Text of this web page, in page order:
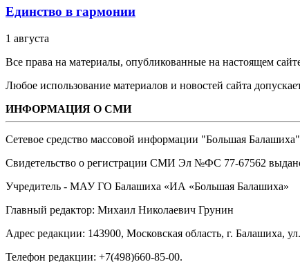
Единство в гармонии
1 августа
Все права на материалы, опубликованные на настоящем
Любое использование материалов и новостей сайта
ИНФОРМАЦИЯ О СМИ
Сетевое средство массовой информации "Большая
Свидетельство о регистрации СМИ Эл №ФС ‎77-67562 выдано
Учредитель - МАУ ГО Балашиха «ИА «Большая Балашиха»
Главный редактор: Михаил Николаевич Грунин
Адрес редакции: 143900, Московская область, г. Балашиха,
Телефон редакции: +7(498)660-85-00.